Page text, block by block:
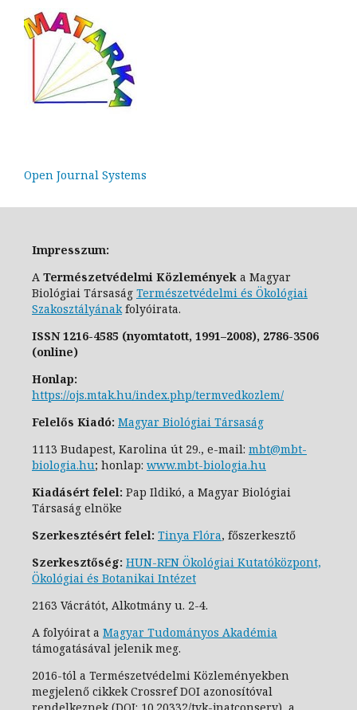
Open Journal Systems
Impresszum:
A Természetvédelmi Közlemények a Magyar
Biológiai Társaság Természetvédelmi és Ökológiai
Szakosztályánakfolyóirata.
ISSN1216-4585 (nyomtatott, 1991–2008), 2786-3506
(online)
Honlap:
https://ojs.mtak.hu/index.php/termvedkozlem/
Felelős Kiadó: Magyar Biológiai Társaság
1113 Budapest, Karolina út 29., e-mail: mbt@mbt-
biologia.hu; honlap: www.mbt-biologia.hu
Kiadásért felel: Pap Ildikó, a Magyar Biológiai
Társaság elnöke
Szerkesztésért felel: Tinya Flóra, főszerkesztő
Szerkesztőség: HUN-REN Ökológiai Kutatóközpont,
Ökológiai és Botanikai Intézet
2163 Vácrátót, Alkotmány u. 2-4.
A folyóirat a Magyar Tudományos Akadémia
támogatásával jelenik meg.
2016-tól a Természetvédelmi Közleményekben
megjelenő cikkek Crossref DOI azonosítóval